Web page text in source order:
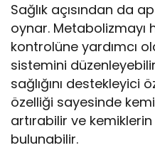
Sağlık açısından da
oynar. Metabolizmayı
kontrolüne yardımcı
sistemini
sağlığını destekleyici
özelliği sayesinde
artırabilir ve
bulunabilir.